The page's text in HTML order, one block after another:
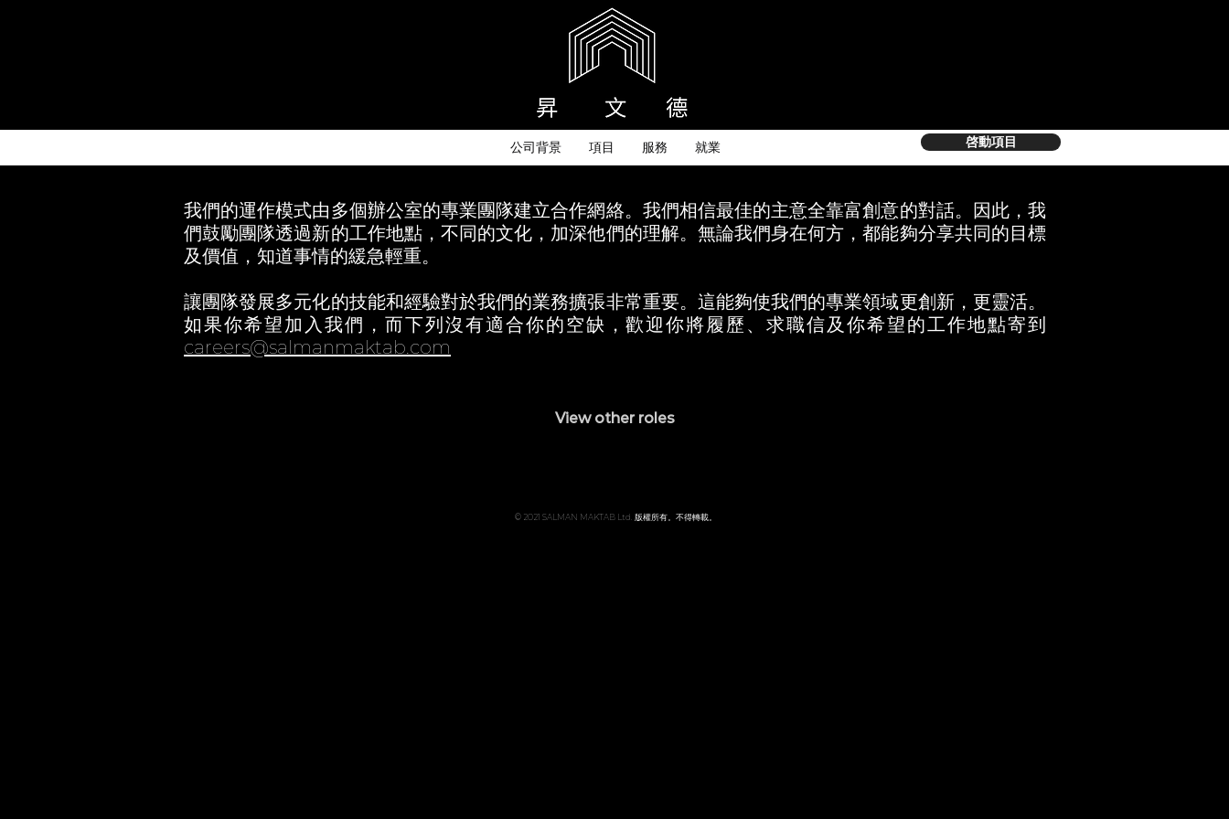
公司背景 項目 服務 就業 啓動項目
我們的運作模式由多個辦公室的專業團隊建立合作網絡。我們相信最佳的主意全靠富創意的對話。因此，我
們鼓勵團隊透過新的工作地點，不同的文化，加深他們的理解。無論我們身在何方，都能夠分享共同的目標
及價值，知道事情的緩急輕重。
讓團隊發展多元化的技能和經驗對於我們的業務擴張非常重要。這能夠使我們的專業領域更創新，更靈活。
如果你希望加入我們，而下列沒有適合你的空缺，歡迎你將履歷、求職信及你希望的工作地點寄到
careers@salmanmaktab.com
View other roles
© 2021 SALMAN MAKTAB Ltd. 版權所有。不得轉載。